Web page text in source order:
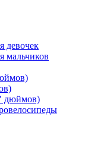
девочек
мальчиков
дюймов)